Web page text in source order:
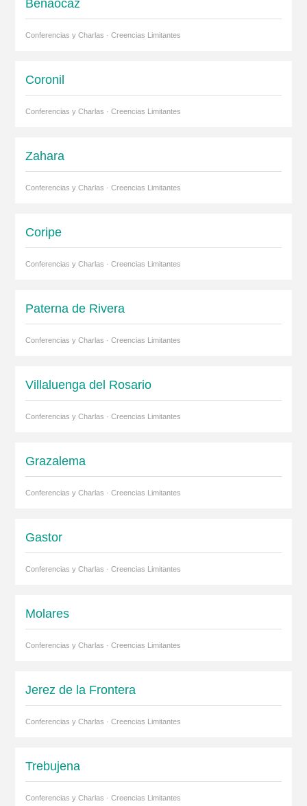
Benaocaz
Conferencias y Charlas · Creencias Limitantes
Coronil
Conferencias y Charlas · Creencias Limitantes
Zahara
Conferencias y Charlas · Creencias Limitantes
Coripe
Conferencias y Charlas · Creencias Limitantes
Paterna de Rivera
Conferencias y Charlas · Creencias Limitantes
Villaluenga del Rosario
Conferencias y Charlas · Creencias Limitantes
Grazalema
Conferencias y Charlas · Creencias Limitantes
Gastor
Conferencias y Charlas · Creencias Limitantes
Molares
Conferencias y Charlas · Creencias Limitantes
Jerez de la Frontera
Conferencias y Charlas · Creencias Limitantes
Trebujena
Conferencias y Charlas · Creencias Limitantes